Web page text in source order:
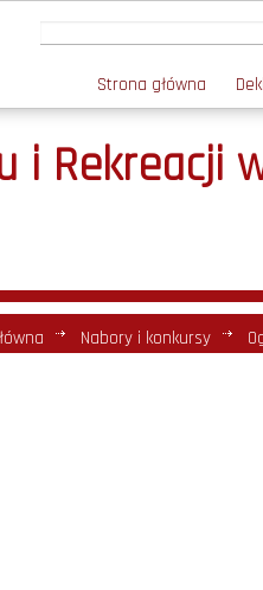
Strona główna
i Rekreacji
Nabory i konkursy